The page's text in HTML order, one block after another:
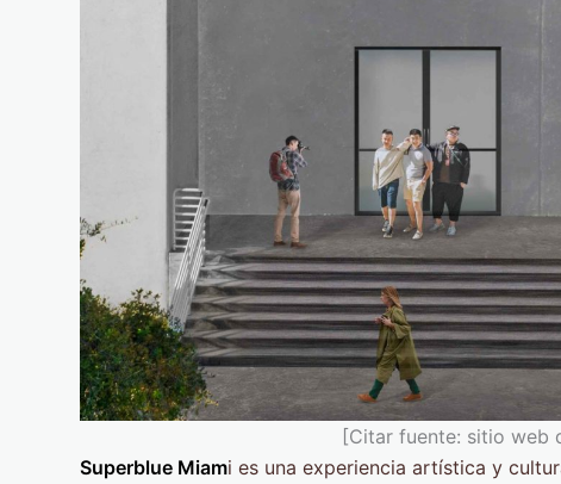
[Citar fuente: sitio web
Superblue Miami es una experiencia artística y